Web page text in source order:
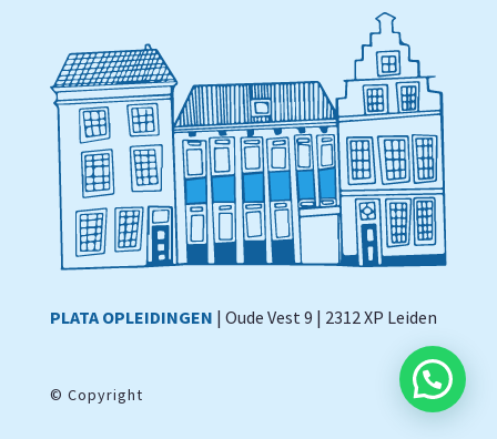
PLATA OPLEIDINGEN | Oude Vest 9 | 2312 XP Leiden
© Copyright